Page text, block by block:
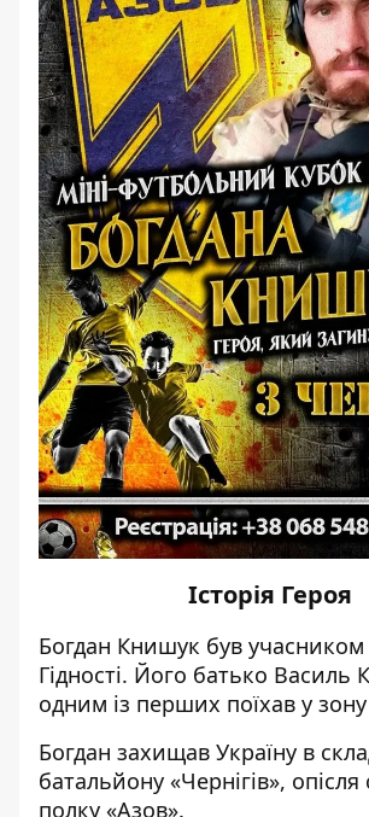
Історія Героя
Богдан Книшук був учасником
Гідності. Його батько Василь
одним із перших поїхав у
Богдан захищав Україну в
батальйону «Чернігів»,
полку «Азов».